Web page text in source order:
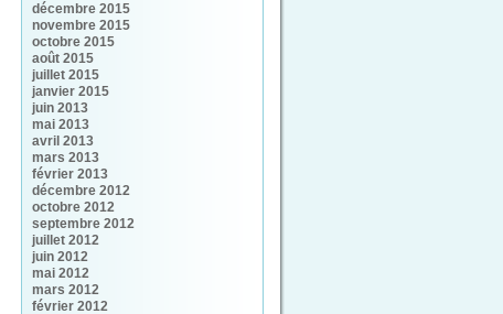
décembre 2015
novembre 2015
octobre 2015
août 2015
juillet 2015
janvier 2015
juin 2013
mai 2013
avril 2013
mars 2013
février 2013
décembre 2012
octobre 2012
septembre 2012
juillet 2012
juin 2012
mai 2012
mars 2012
février 2012